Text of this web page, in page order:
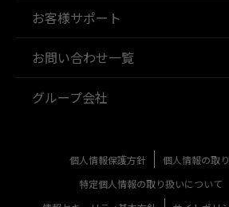
お客様サポート
お問い合わせ一覧
グループ会社
個人情報保護方針
個人情報の取
特定個人情報の取り扱いについて